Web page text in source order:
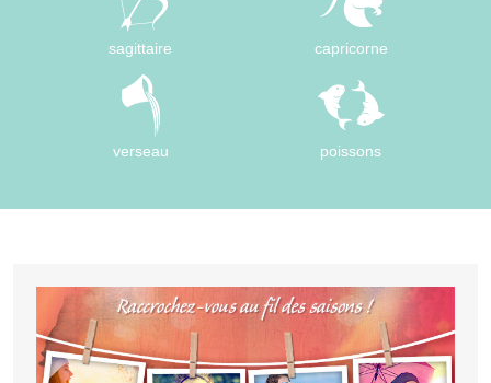
sagittaire capricorne
verseau poissons